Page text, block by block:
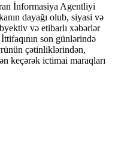
İnformasiya Agentliyi
dayağı olub, siyasi və
və etibarlı xəbərlər
son günlərində
çətinliklərindən,
keçərək ictimai maraqları